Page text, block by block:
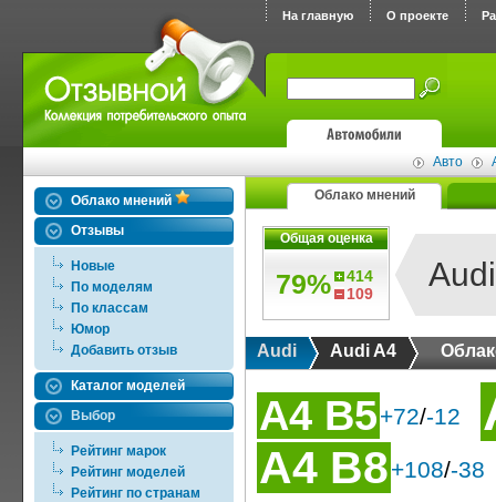
На главную О проекте
Авто
Облако мнений
Отзывы
Новые
По моделям
По классам
Юмор
Добавить отзыв
Каталог моделей
Выбор
Рейтинг марок
Рейтинг моделей
Рейтинг по странам
Облако мнений
Общая оценка
79%
414
109
Audi Audi A4
A4 B5+72/-12
A4 B8+108/-38